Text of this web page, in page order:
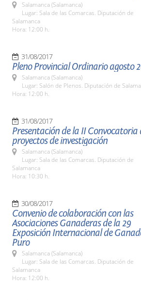
Salamanca (Salamanca)
Lugar: Sala de las Comarcas. Diputación de
Salamanca
Hora: 12:00 h.
31/08/2017
Pleno Provincial Ordinario agosto
Salamanca (Salamanca)
Lugar: Salón de Plenos. Diputación de
Hora: 12:00 h.
31/08/2017
Presentación de la II Convocatoria
proyectos de investigación
Salamanca (Salamanca)
Lugar: Sala de las Comarcas. Diputación de
Salamanca
Hora: 10:30 h.
30/08/2017
Convenio de colaboración con las
Asociaciones Ganaderas de la 29
Exposición Internacional de
Puro
Salamanca (Salamanca)
Lugar: Sala de las Comarcas. Diputación de
Salamanca
Hora: 12:00 h.